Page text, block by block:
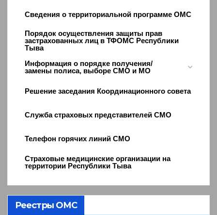
Сведения о территориальной программе ОМС
Порядок осуществления защиты прав
застрахованных лиц в ТФОМС Республики
Тыва
Информация о порядке получения/
замены полиса, выборе СМО и МО
Решение заседания Координационного совета
Служба страховых представителей СМО
Телефон горячих линий СМО
Страховые медицинские организации на
территории Республики Тыва
Реестры ОМС